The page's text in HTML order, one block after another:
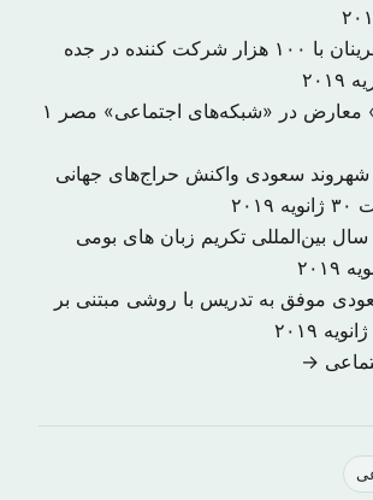
جام جهانی کارآفرینان با ۱۰۰ هزار شرکت کننده در جده
در «شبکه‌های اجتماعی» مصر
۱
سعودی واکنش حراج‌های جهانی
۳۰ ژانویه ۲۰۱۹
۲۰۱۹ را سال بین‌المللی تکریم زبان های بومی
موفق به تدریس با روشی مبتنی بر
→